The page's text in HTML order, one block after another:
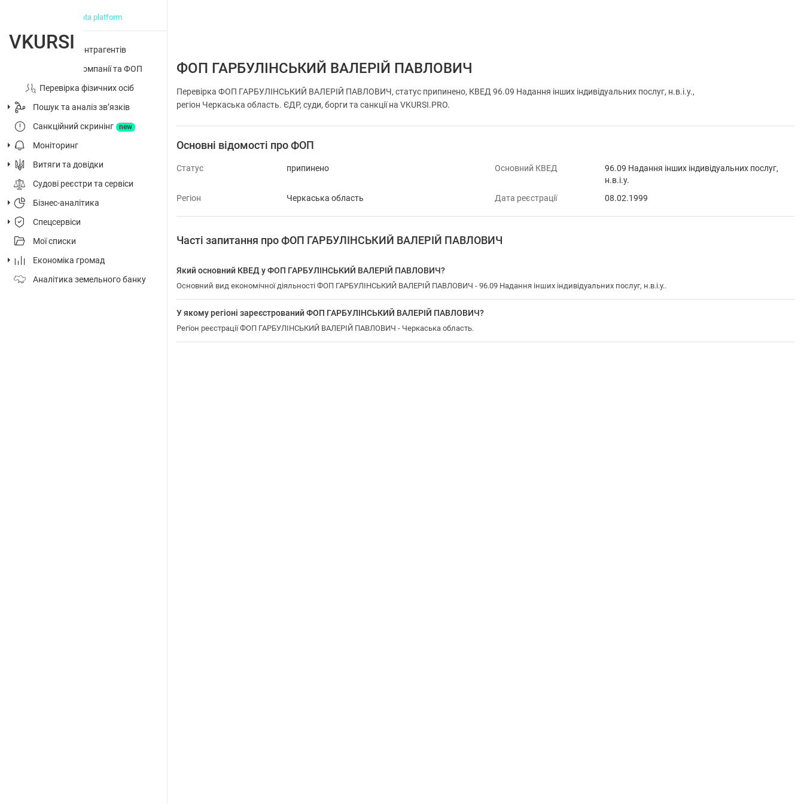
big data platform
Перевірка контрагентів
Досьє на компанії та ФОП
Перевірка фізичних осіб
Пошук та аналіз звʼязків
Санкційний скринінг
new
Моніторинг
Витяги та довідки
Судові реєстри та сервіси
Бізнес-аналітика
Спецсервіси
Мої списки
Економіка громад
Аналітика земельного банку
ФОП ГАРБУЛІНСЬКИЙ ВАЛЕРІЙ ПАВЛОВИЧ
Перевірка ФОП ГАРБУЛІНСЬКИЙ ВАЛЕРІЙ ПАВЛОВИЧ, статус припинено, КВЕД 96.09 Надання інших індивідуальних послуг, н.в.і.у.,
регіон Черкаська область. ЄДР, суди, борги та санкції на VKURSI.PRO.
Основні відомості про ФОП
Статус припинено Основний КВЕД
96.09 Надання інших індивідуальних послуг,
н.в.і.у.
Регіон
Черкаська область Дата реєстрації 08.02.1999
Часті запитання про ФОП ГАРБУЛІНСЬКИЙ ВАЛЕРІЙ ПАВЛОВИЧ
Який основний КВЕД у ФОП ГАРБУЛІНСЬКИЙ ВАЛЕРІЙ ПАВЛОВИЧ?
Основний вид економічної діяльності ФОП ГАРБУЛІНСЬКИЙ ВАЛЕРІЙ ПАВЛОВИЧ - 96.09 Надання інших індивідуальних послуг, н.в.і.у..
У якому регіоні зареєстрований ФОП ГАРБУЛІНСЬКИЙ ВАЛЕРІЙ ПАВЛОВИЧ?
Регіон реєстрації ФОП ГАРБУЛІНСЬКИЙ ВАЛЕРІЙ ПАВЛОВИЧ - Черкаська область.
VKURSI